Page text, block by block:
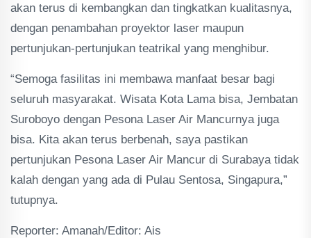
akan terus di kembangkan dan tingkatkan kualitasnya,
dengan penambahan proyektor laser maupun
pertunjukan-pertunjukan teatrikal yang menghibur.
“Semoga fasilitas ini membawa manfaat besar bagi
seluruh masyarakat. Wisata Kota Lama bisa, Jembatan
Suroboyo dengan Pesona Laser Air Mancurnya juga
bisa. Kita akan terus berbenah, saya pastikan
pertunjukan Pesona Laser Air Mancur di Surabaya tidak
kalah dengan yang ada di Pulau Sentosa, Singapura,”
tutupnya.
Reporter: Amanah/Editor: Ais